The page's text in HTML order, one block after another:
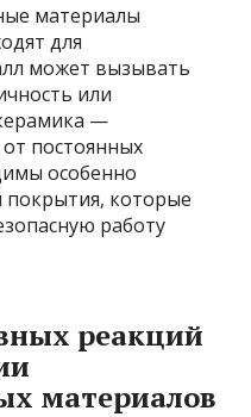
материалы
для
может вызывать
или
—
постоянных
особенно
которые
работу
реакций
материалов